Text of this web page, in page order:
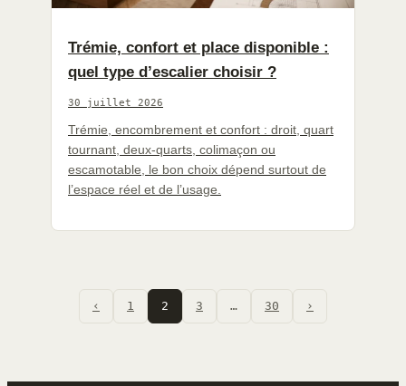
Trémie, confort et place disponible :
quel type d’escalier choisir ?
30 juillet 2026
Trémie, encombrement et confort : droit, quart
tournant, deux-quarts, colimaçon ou
escamotable, le bon choix dépend surtout de
l’espace réel et de l’usage.
‹ 1 2 3 … 30 ›